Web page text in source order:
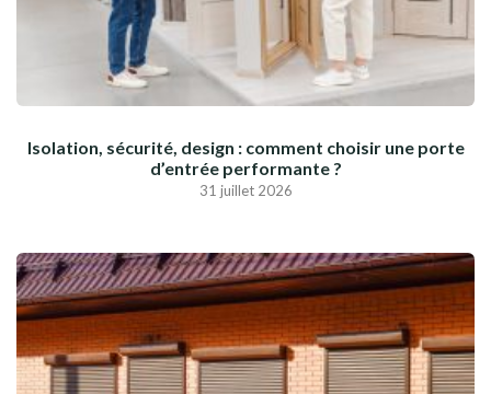
Isolation, sécurité, design : comment choisir une porte
d’entrée performante ?
31 juillet 2026